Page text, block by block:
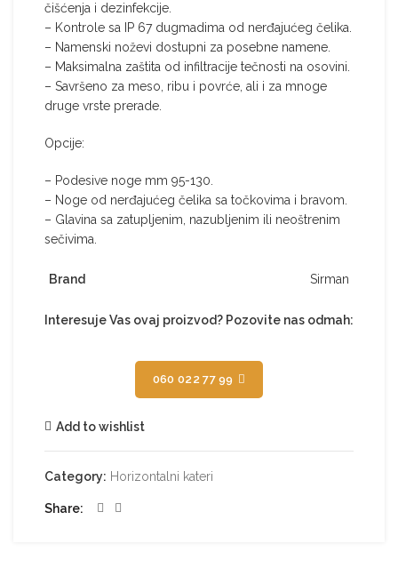
čišćenja i dezinfekcije.
– Kontrole sa IP 67 dugmadima od nerđajućeg čelika.
– Namenski noževi dostupni za posebne namene.
– Maksimalna zaštita od infiltracije tečnosti na osovini.
– Savršeno za meso, ribu i povrće, ali i za mnoge
druge vrste prerade.
Opcije:
– Podesive noge mm 95-130.
– Noge od nerđajućeg čelika sa točkovima i bravom.
– Glavina sa zatupljenim, nazubljenim ili neoštrenim
sečivima.
Brand Sirman
Interesuje Vas ovaj proizvod? Pozovite nas odmah:
060 022 77 99
Add to wishlist
Category: Horizontalni kateri
Share